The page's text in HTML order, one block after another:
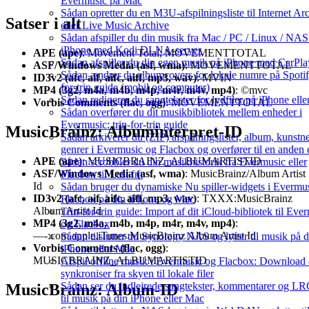
Sådan opretter du en M3U-afspilningsliste til Internet
eller Live Music Archive
Sådan afspiller du din musik fra Mac / PC / Linux /
iPhone med Kodi DLNA-server
Sådan afspiller du din egen musik på iPhone med
Sådan ændrer du albumcovers for lokale numre på
for-trin guide (mobil og computer)
Sådan redigerer du sangtekster for lydfiler på iPhone
Sådan overfører du dit musikbibliotek mellem enheder i
Evermusic: trin-for-trin guide
Sådan arkiverer du (ZIP) afspilningslister, album,
genrer i Evermusic og Flacbox og overfører til en anden
Sådan scrobbler du din musikhistorik fra Evermusic eller
Flacbox til Last.fm
Sådan bruger du dynamiske Nu spiller-widgets i
Flacbox på din iPhone og Mac
Trin-for-trin guide: Import af dit iCloud-bibliotek til
og Flacbox
Sådan tilslutter du Synology NAS og lytter til musik på
iPhone eller Mac
Afspil offline musik i Evermusic og Flacbox: Download
synkroniser fra skyen til lokale filer
Sådan ser du indlejrede sangtekster, kommentarer og
til musik på din iPhone eller Mac
Satser i alt
APE (ape): Movement Total, MOVEMENTTOTAL
ASF/Windows Media (asf, wma): MOVEMENTTOTAL
ID3v2 (afc, aif, aifc, aiff, mp3, wav): MVIN
MP4 (3g2, m4a, m4b, m4p, m4r, m4v, mp4): ©mvc
Vorbis Comments (flac, ogg): MOVEMENTTOTAL
MusicBrainz: Albuminterpret-ID
APE (ape): MUSICBRAINZ_ALBUMARTISTID
ASF/Windows Media (asf, wma): MusicBrainz/Album Artist
Id
ID3v2 (afc, aif, aifc, aiff, mp3, wav): TXXX:MusicBrainz
Album Artist Id
MP4 (3g2, m4a, m4b, m4p, m4r, m4v, mp4):
—-:com.apple.iTunes:MusicBrainz Album Artist Id
Vorbis Comments (flac, ogg):
MUSICBRAINZ_ALBUMARTISTID
MusicBrainz: Album-ID